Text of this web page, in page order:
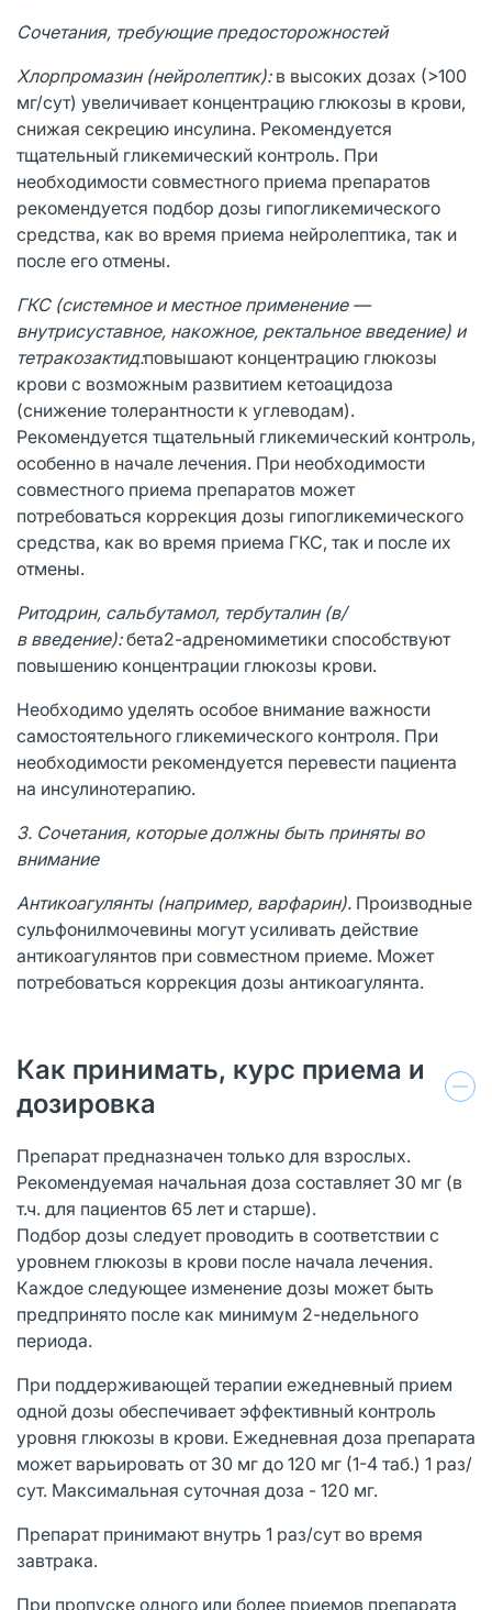
Сочетания, требующие предосторожностей
Хлорпромазин (нейролептик):в высоких дозах (>100
мг/сут) увеличивает концентрацию глюкозы в крови,
снижая секрецию инсулина. Рекомендуется
тщательный гликемический контроль. При
необходимости совместного приема препаратов
рекомендуется подбор дозы гипогликемического
средства, как во время приема нейролептика, так и
после его отмены.
ГКС (системное и местное применение —
внутрисуставное, накожное, ректальное введение) и
тетракозактид:повышают концентрацию глюкозы
крови с возможным развитием кетоацидоза
(снижение толерантности к углеводам).
Рекомендуется тщательный гликемический контроль,
особенно в начале лечения. При необходимости
совместного приема препаратов может
потребоваться коррекция дозы гипогликемического
средства, как во время приема ГКС, так и после их
отмены.
Ритодрин, сальбутамол, тербуталин (в/
в введение):бета2-адреномиметики способствуют
повышению концентрации глюкозы крови.
Необходимо уделять особое внимание важности
самостоятельного гликемического контроля. При
необходимости рекомендуется перевести пациента
на инсулинотерапию.
3. Сочетания, которые должны быть приняты во
внимание
Антикоагулянты (например, варфарин). Производные
сульфонилмочевины могут усиливать действие
антикоагулянтов при совместном приеме. Может
потребоваться коррекция дозы антикоагулянта.
Как принимать, курс приема и
дозировка
Препарат предназначен только для взрослых.
Рекомендуемая начальная доза составляет 30 мг (в
т.ч. для пациентов 65 лет и старше).
Подбор дозы следует проводить в соответствии с
уровнем глюкозы в крови после начала лечения.
Каждое следующее изменение дозы может быть
предпринято после как минимум 2-недельного
периода.
При поддерживающей терапии ежедневный прием
одной дозы обеспечивает эффективный контроль
уровня глюкозы в крови. Ежедневная доза препарата
может варьировать от 30 мг до 120 мг (1-4 таб.) 1 раз/
сут. Максимальная суточная доза - 120 мг.
Препарат принимают внутрь 1 раз/сут во время
завтрака.
При пропуске одного или более приемов препарата